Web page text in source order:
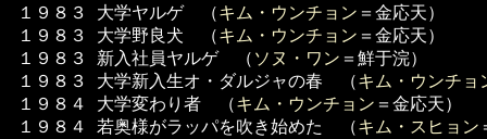
１９８３
１９８３
１９８３
１９８３
１９８４
１９８４
大学ヤルゲ （キム・ウンチョン ＝金応天）
大学野良犬 （キム・ウンチョン ＝金応天）
新入社員ヤルゲ （ ソヌ・ワン ＝鮮于浣）
大学新入生オ・ダルジャの春 （キム・ウンチョ
大学変わり者 （キム・ウンチョン ＝金応天）
若奥様がラッパを吹き始めた （キム・スヒョン